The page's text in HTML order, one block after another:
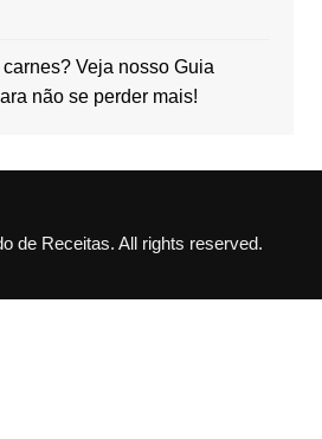
Veja nosso Guia
não se perder mais!
de Receitas. All rights reserved.